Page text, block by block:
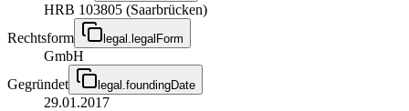
HRB 103805 (Saarbrücken)
Rechtsform
legal.legalForm
GmbH
Gegründet
legal.foundingDate
29.01.2017